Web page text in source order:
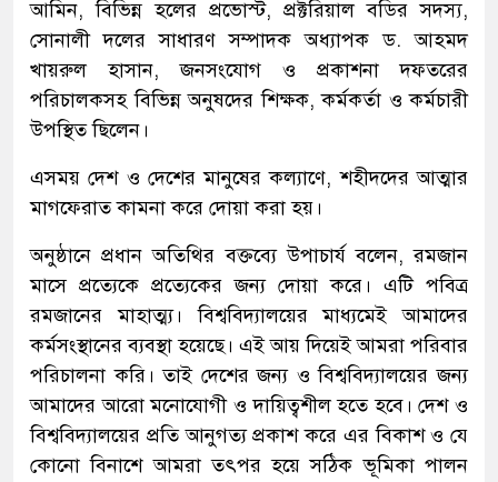
আমিন, বিভিন্ন হলের প্রভোস্ট, প্রক্টরিয়াল বডির সদস্য,
সোনালী দলের সাধারণ সম্পাদক অধ্যাপক ড. আহমদ
খায়রুল হাসান, জনসংযোগ ও প্রকাশনা দফতরের
পরিচালকসহ বিভিন্ন অনুষদের শিক্ষক, কর্মকর্তা ও কর্মচারী
উপস্থিত ছিলেন।
এসময় দেশ ও দেশের মানুষের কল্যাণে, শহীদদের আত্মার
মাগফেরাত কামনা করে দোয়া করা হয়।
অনুষ্ঠানে প্রধান অতিথির বক্তব্যে উপাচার্য বলেন, রমজান
মাসে প্রত্যেকে প্রত্যেকের জন্য দোয়া করে। এটি পবিত্র
রমজানের মাহাত্ম্য। বিশ্ববিদ্যালয়ের মাধ্যমেই আমাদের
কর্মসংস্থানের ব্যবস্থা হয়েছে। এই আয় দিয়েই আমরা পরিবার
পরিচালনা করি। তাই দেশের জন্য ও বিশ্ববিদ্যালয়ের জন্য
আমাদের আরো মনোযোগী ও দায়িত্বশীল হতে হবে। দেশ ও
বিশ্ববিদ্যালয়ের প্রতি আনুগত্য প্রকাশ করে এর বিকাশ ও যে
কোনো বিনাশে আমরা তৎপর হয়ে সঠিক ভূমিকা পালন